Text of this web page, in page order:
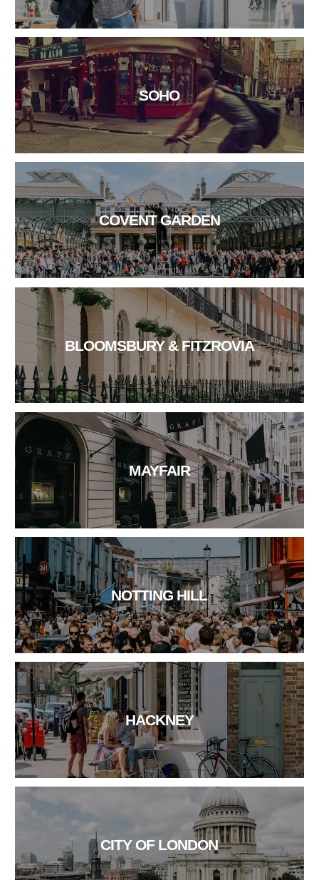
SOHO
COVENT GARDEN
BLOOMSBURY & FITZROVIA
MAYFAIR
NOTTING HILL
HACKNEY
CITY OF LONDON